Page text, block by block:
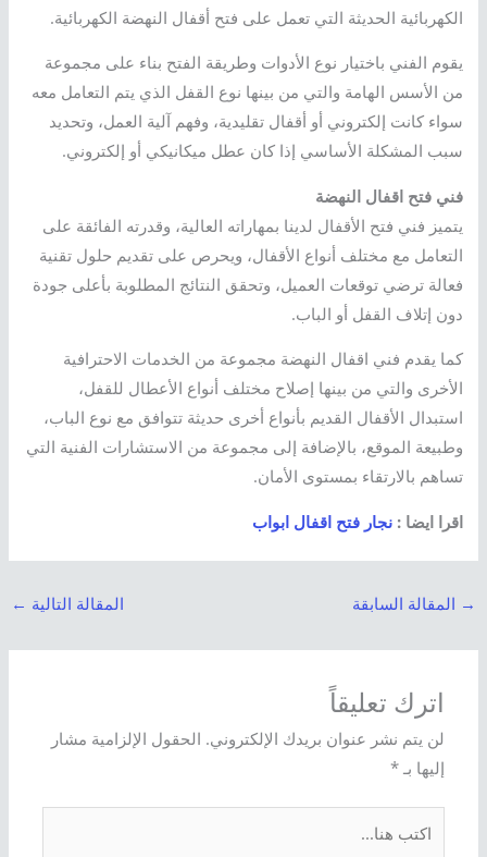
الكهربائية الحديثة التي تعمل على فتح أقفال النهضة الكهربائية.
يقوم الفني باختيار نوع الأدوات وطريقة الفتح بناء على مجموعة
من الأسس الهامة والتي من بينها نوع القفل الذي يتم التعامل معه
سواء كانت إلكتروني أو أقفال تقليدية، وفهم آلية العمل، وتحديد
سبب المشكلة الأساسي إذا كان عطل ميكانيكي أو إلكتروني.
فني فتح اقفال النهضة
يتميز فني فتح الأقفال لدينا بمهاراته العالية، وقدرته الفائقة على
التعامل مع مختلف أنواع الأقفال، ويحرص على تقديم حلول تقنية
فعالة ترضي توقعات العميل، وتحقق النتائج المطلوبة بأعلى جودة
دون إتلاف القفل أو الباب.
كما يقدم فني اقفال النهضة مجموعة من الخدمات الاحترافية
الأخرى والتي من بينها إصلاح مختلف أنواع الأعطال للقفل،
استبدال الأقفال القديم بأنواع أخرى حديثة تتوافق مع نوع الباب،
وطبيعة الموقع، بالإضافة إلى مجموعة من الاستشارات الفنية التي
تساهم بالارتقاء بمستوى الأمان.
اقرا ايضا :نجار فتح اقفال ابواب
→ المقالة السابقة المقالة التالية ←
اترك تعليقاً
لن يتم نشر عنوان بريدك الإلكتروني. الحقول الإلزامية مشار
إليها بـ*